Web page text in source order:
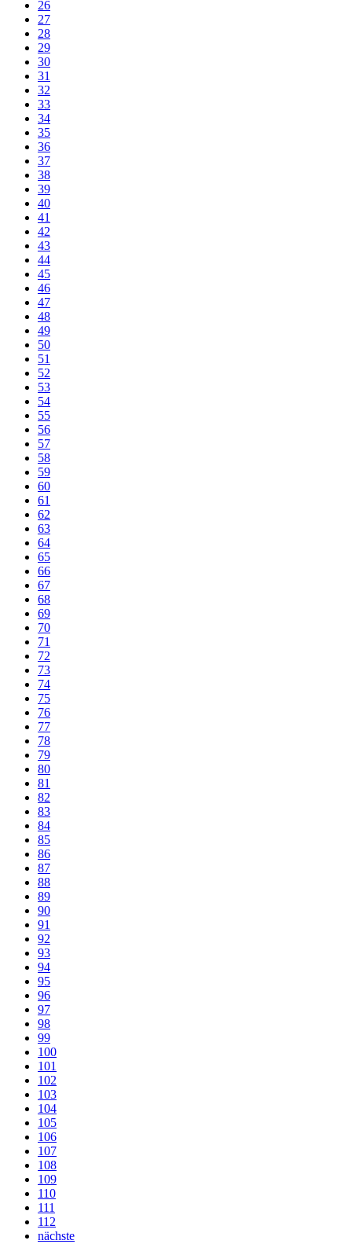
26
27
28
29
30
31
32
33
34
35
36
37
38
39
40
41
42
43
44
45
46
47
48
49
50
51
52
53
54
55
56
57
58
59
60
61
62
63
64
65
66
67
68
69
70
71
72
73
74
75
76
77
78
79
80
81
82
83
84
85
86
87
88
89
90
91
92
93
94
95
96
97
98
99
100
101
102
103
104
105
106
107
108
109
110
111
112
nächste